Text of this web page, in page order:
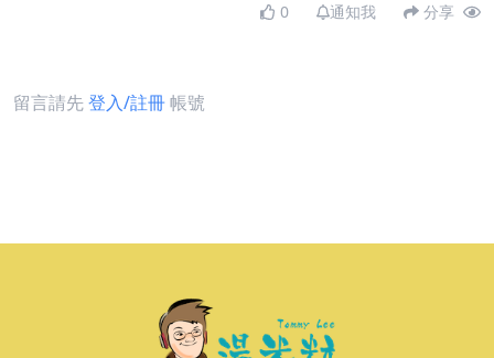
0 通知我 分享
留言請先登入/註冊帳號